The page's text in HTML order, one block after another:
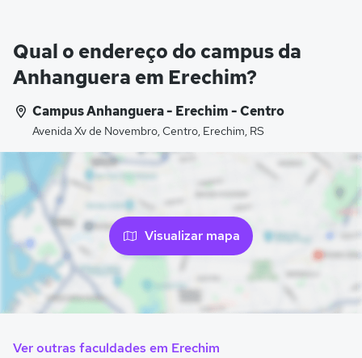
Qual o endereço do campus da
Anhanguera em Erechim?
Campus Anhanguera - Erechim - Centro
Avenida Xv de Novembro, Centro, Erechim, RS
Visualizar mapa
Ver outras faculdades em Erechim